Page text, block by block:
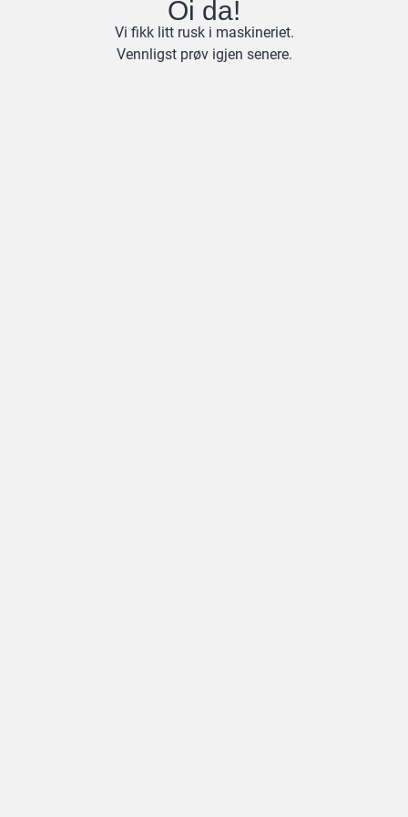
Oi da!
Vi fikk litt rusk i maskineriet.
Vennligst prøv igjen senere.